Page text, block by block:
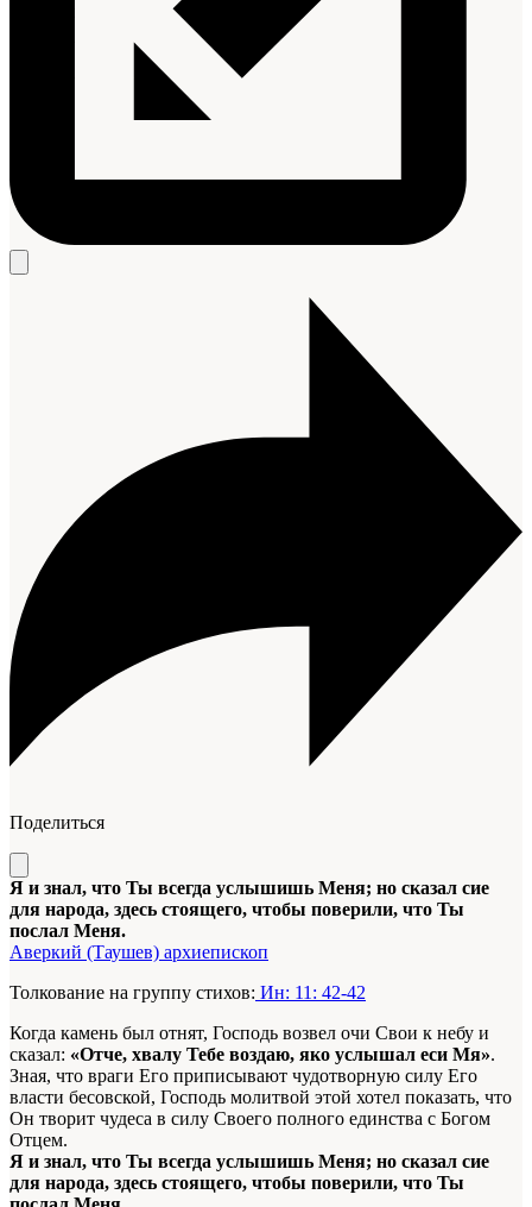
Поделиться
Я и знал, что Ты всегда услышишь Меня; но сказал сие
для народа, здесь стоящего, чтобы поверили, что Ты
послал Меня.
Аверкий (Таушев) архиепископ
Толкование на группу стихов: Ин: 11: 42-42
Когда камень был отнят, Господь возвел очи Свои к небу и
сказал: «Отче, хвалу Тебе воздаю, яко услышал еси Мя».
Зная, что враги Его приписывают чудотворную силу Его
власти бесовской, Господь молитвой этой хотел показать, что
Он творит чудеса в силу Своего полного единства с Богом
Отцем.
Я и знал, что Ты всегда услышишь Меня; но сказал сие
для народа, здесь стоящего, чтобы поверили, что Ты